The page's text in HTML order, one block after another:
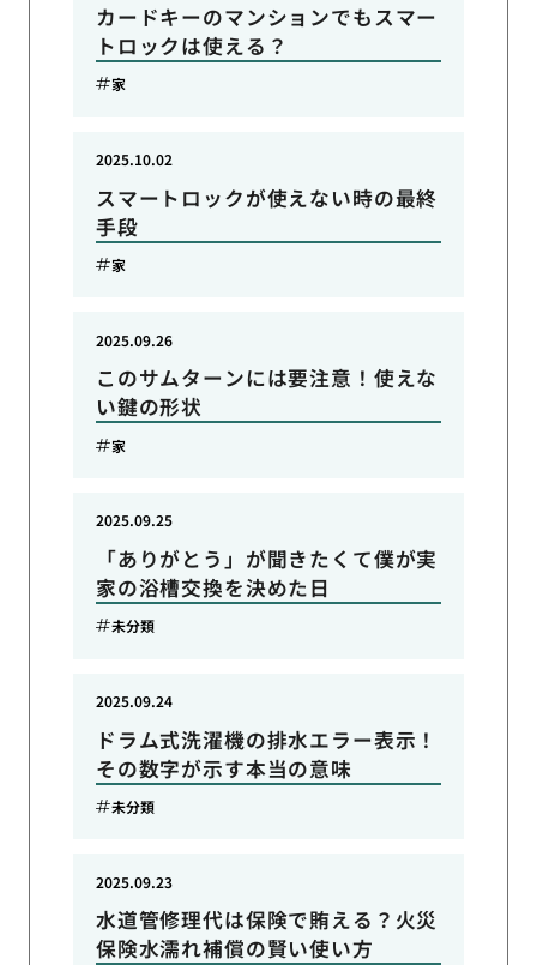
カードキーのマンションでもスマー
トロックは使える？
家
スマートロックが使えない時の最終
手段
2025.10.02
家
このサムターンには要注意！使えな
い鍵の形状
2025.09.26
家
「ありがとう」が聞きたくて僕が実
家の浴槽交換を決めた日
2025.09.25
未分類
ドラム式洗濯機の排水エラー表示！
その数字が示す本当の意味
2025.09.24
未分類
水道管修理代は保険で賄える？火災
保険水濡れ補償の賢い使い方
2025.09.23